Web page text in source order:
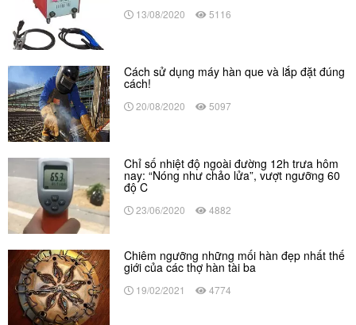
13/08/2020 5116
Cách sử dụng máy hàn que và lắp đặt đúng
cách!
20/08/2020 5097
Chỉ số nhiệt độ ngoài đường 12h trưa hôm
nay: “Nóng như chảo lửa”, vượt ngưỡng 60
độ C
23/06/2020 4882
Chiêm ngưỡng những mối hàn đẹp nhất thế
giới của các thợ hàn tài ba
19/02/2021 4774